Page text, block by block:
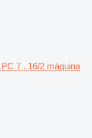
7 . 16/2 máquina